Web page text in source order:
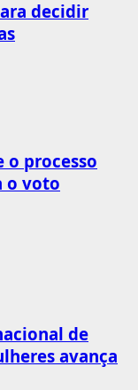
decidir
o processo
o voto
de
avança